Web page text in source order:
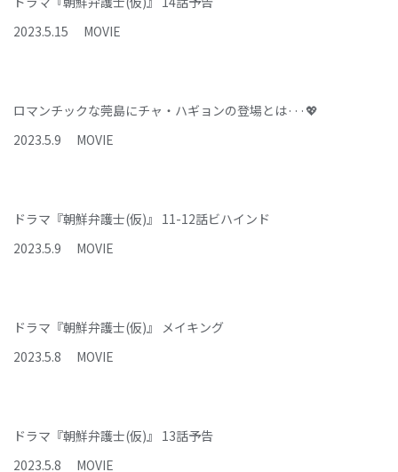
2023.5.15 MOVIE
ロマンチックな莞島にチャ・ハギョンの登場とは···💖
2023.5.9 MOVIE
ドラマ『朝鮮弁護士(仮)』 11-12話ビハインド
2023.5.9 MOVIE
ドラマ『朝鮮弁護士(仮)』 メイキング
2023.5.8 MOVIE
ドラマ『朝鮮弁護士(仮)』 13話予告
2023.5.8 MOVIE